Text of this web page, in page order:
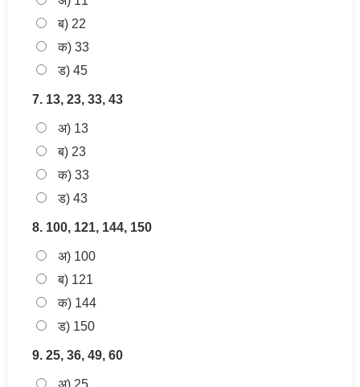
ब) 22
क) 33
ड) 45
7. 13, 23, 33, 43
अ) 13
ब) 23
क) 33
ड) 43
8. 100, 121, 144, 150
अ) 100
ब) 121
क) 144
ड) 150
9. 25, 36, 49, 60
अ) 25